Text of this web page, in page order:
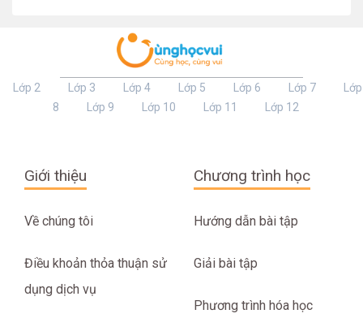
Lớp 2 Lớp 3 Lớp 4 Lớp 5 Lớp 6 Lớp 7
Lớp
8
Lớp 9 Lớp 10 Lớp 11 Lớp 12
Giới thiệu
Về chúng tôi
Điều khoản thỏa thuận sử
dụng dịch vụ
Chương trình học
Hướng dẫn bài tập
Giải bài tập
Phương trình hóa học